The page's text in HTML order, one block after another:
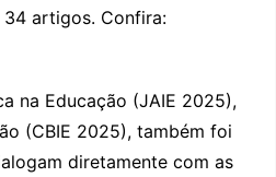
34 artigos. Confira:
na Educação (JAIE 2025),
(CBIE 2025), também foi
diretamente com as